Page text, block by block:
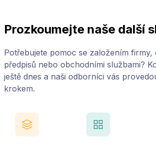
Prozkoumejte naše další
Potřebujete pomoc se založením firmy,
předpisů nebo obchodními službami?
ještě dnes a naši odborníci vás
krokem.